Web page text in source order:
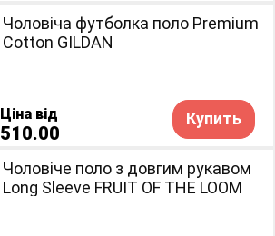
Чоловіча футболка поло Premium
Cotton GILDAN
Ціна від
510.00
Купить
Чоловіче поло з довгим рукавом
Long Sleeve FRUIT OF THE LOOM